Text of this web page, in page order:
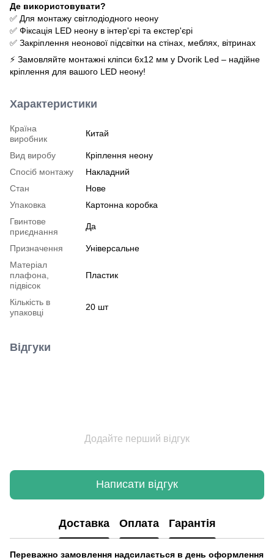
Де використовувати?
✅ Для монтажу світлодіодного неону
✅ Фіксація LED неону в інтер'єрі та екстер'єрі
✅ Закріплення неонової підсвітки на стінах, меблях, вітринах
⚡ Замовляйте монтажні кліпси 6х12 мм у Dvorik Led – надійне
кріплення для вашого LED неону!
Характеристики
Країна
виробник
Китай
Вид виробу
Кріплення неону
Спосіб монтажу
Накладний
Стан
Нове
Упаковка
Картонна коробка
Гвинтове
приєднання
Да
Призначення
Універсальне
Матеріал
плафона,
підвісок
Пластик
Кількість в
упаковці
20 шт
Відгуки
Додайте перший відгук
Написати відгук
Доставка Оплата Гарантія
Переважно замовлення надсилається в день оформлення